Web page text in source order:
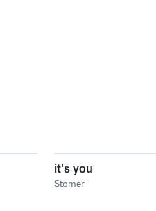
it's you
Stomer